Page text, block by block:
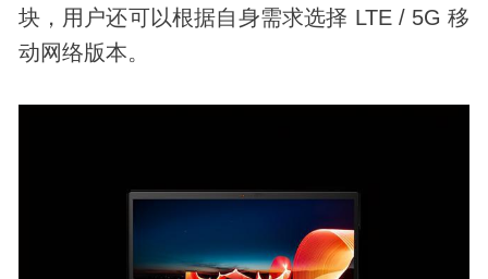
块，用户还可以根据自身需求选择 LTE / 5G 移
动网络版本。